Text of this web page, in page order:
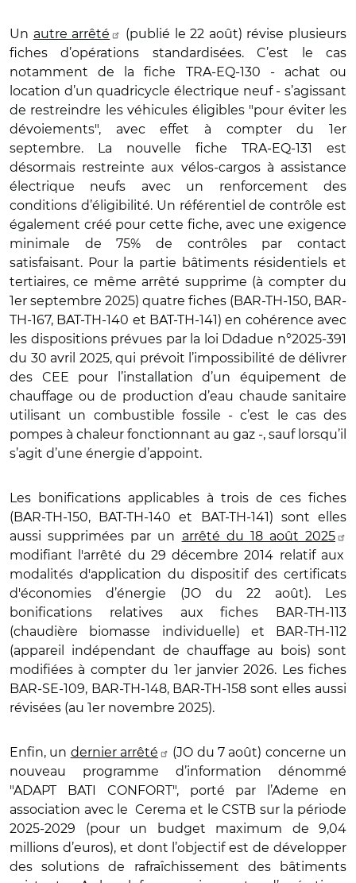
Un autre arrêté
(publié le 22 août) révise plusieurs
fiches d’opérations standardisées. C’est le cas
notamment de la fiche TRA-EQ-130 - achat ou
location d’un quadricycle électrique neuf - s’agissant
de restreindre les véhicules éligibles "pour éviter les
dévoiements", avec effet à compter du 1er
septembre. La nouvelle fiche TRA-EQ-131 est
désormais restreinte aux vélos-cargos à assistance
électrique neufs avec un renforcement des
conditions d’éligibilité. Un référentiel de contrôle est
également créé pour cette fiche, avec une exigence
minimale de 75% de contrôles par contact
satisfaisant. Pour la partie bâtiments résidentiels et
tertiaires, ce même arrêté supprime (à compter du
1er septembre 2025) quatre fiches (BAR-TH-150, BAR-
TH-167, BAT-TH-140 et BAT-TH-141) en cohérence avec
les dispositions prévues par la loi Ddadue n°2025-391
du 30 avril 2025, qui prévoit l’impossibilité de délivrer
des CEE pour l’installation d’un équipement de
chauffage ou de production d’eau chaude sanitaire
utilisant un combustible fossile - c’est le cas des
pompes à chaleur fonctionnant au gaz -, sauf lorsqu’il
s’agit d’une énergie d’appoint.
Les bonifications applicables à trois de ces fiches
(BAR-TH-150, BAT-TH-140 et BAT-TH-141) sont elles
aussi supprimées par un arrêté du 18 août 2025
modifiant l'arrêté du 29 décembre 2014 relatif aux
modalités d'application du dispositif des certificats
d'économies d’énergie (JO du 22 août). Les
bonifications relatives aux fiches BAR-TH-113
(chaudière biomasse individuelle) et BAR-TH-112
(appareil indépendant de chauffage au bois) sont
modifiées à compter du 1er janvier 2026. Les fiches
BAR-SE-109, BAR-TH-148, BAR-TH-158 sont elles aussi
révisées (au 1er novembre 2025).
Enfin, un dernier arrêté
(JO du 7 août) concerne un
nouveau programme d’information dénommé
"ADAPT BATI CONFORT", porté par l’Ademe en
association avec le Cerema et le CSTB sur la période
2025-2029 (pour un budget maximum de 9,04
millions d’euros), et dont l’objectif est de développer
des solutions de rafraîchissement des bâtiments